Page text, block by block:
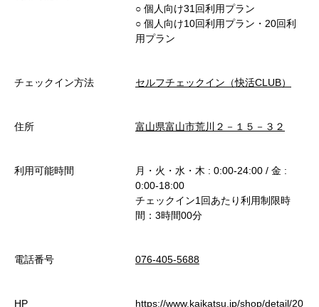
○︎ 個人向け31回利用プラン
○︎ 個人向け10回利用プラン・20回利
用プラン
チェックイン方法 セルフチェックイン（快活CLUB）
住所 富山県富山市荒川２－１５－３２
利用可能時間
月・火・水・木 : 0:00-24:00 / 金 :
0:00-18:00
チェックイン1回あたり利用制限時
間：3時間00分
電話番号 076-405-5688
HP
https://www.kaikatsu.jp/shop/detail/20